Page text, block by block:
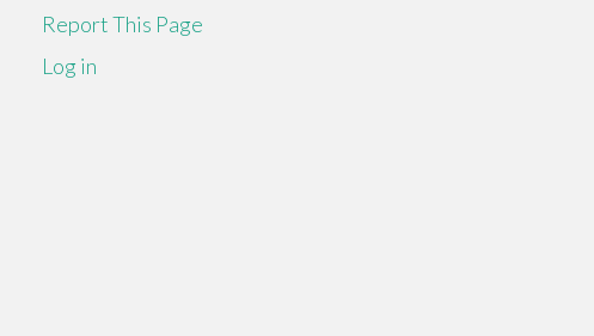
Report This Page
Log in